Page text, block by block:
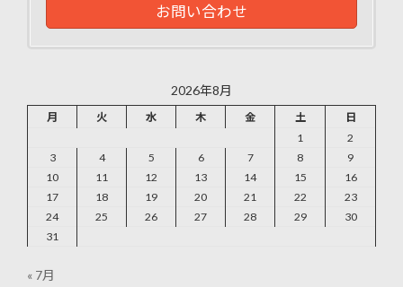
お問い合わせ
2026年8月
月 火 水 木 金 土
日
1
2
3
4 5 6 7 8
9
10
11 12 13 14 15
16
17
18 19 20 21 22
23
24
25 26 27 28 29
30
31
« 7月